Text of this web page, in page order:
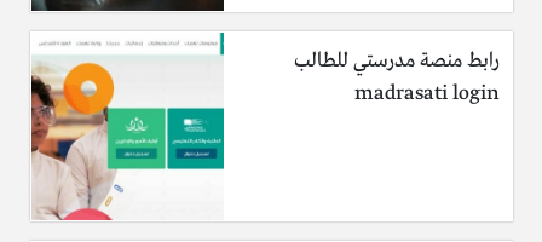
رابط منصة مدرستي للطالب
madrasati login